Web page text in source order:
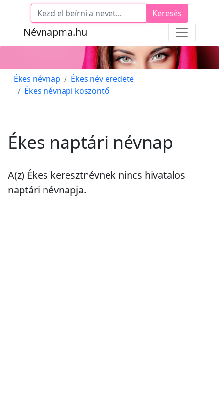
Névnapma.hu
Keresés
Ékes névnap
Ékes név eredete
Ékes névnapi köszöntő
Ékes naptári névnap
A(z) Ékes keresztnévnek nincs hivatalos
naptári névnapja.